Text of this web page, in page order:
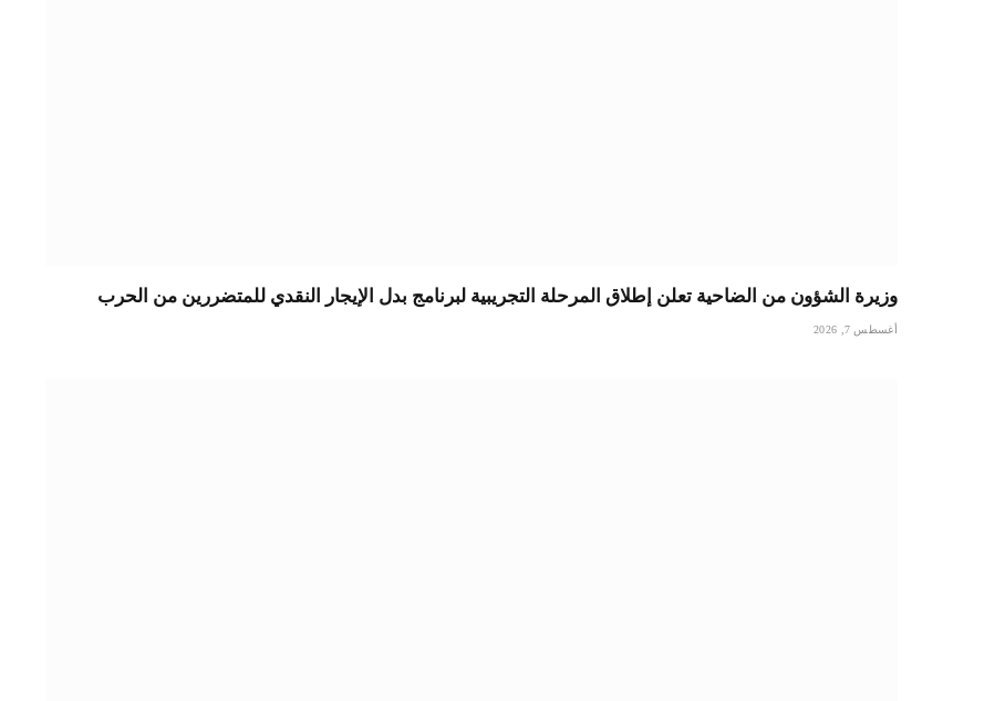
وزيرة الشؤون من الضاحية تعلن إطلاق المرحلة التجريبية لبرنامج بدل الإيجار النقدي للمتضررين من الحرب
أغسطس 7, 2026